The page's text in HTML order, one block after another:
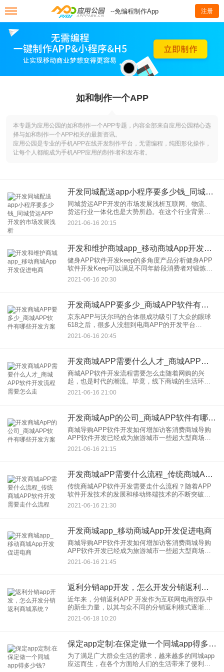
--免编程制作App 注册
如和制作一个APP
本专题为应用公园的如和制作一个APP专题，内容全部来自应用公园精心选
择与如和制作一个APP相关的最新资讯。
应用公园是专业的手机APP在线开发制作平台，无需编程，纯图形化操作，
让每个人都能成为手机APP应用的制作者和发布者。
开发同城配送app小程序要多少钱_同城货运APP开发的市场发展浅析
同城货运APP开发的市场发展浅析互联网、物流、
货运行业一体化也是大势所趋。在这个行业背景
下，同城货运app开发应运而生。1.同城货运在现代
社会备受关注，其在配送的服务也是多元化的。同
2021-06-16 20:15
开发和维护商城app_移动商城App开发促进电商
健身APP软件开发keep的多角度产品分析健身APP
软件开发Keep可以满足不同年龄段消费者对锻炼的
不同需求。一般用户不仅可以通过Keep以上的训练
课程达到健身和健身的效果，还可以把枯燥的运动
2021-06-16 20:30
开发商城APP要多少_商城APP软件有哪些开发方案
京东APP与沃尔玛的合体很成功吸引了大众的眼球
618之后，很多人没想到电商APP的开发平台
JD.COM有这样一个故事：JD.COM和沃尔玛合二为
一。非常是双赢。更不用说股价上涨了，他们成功
2021-06-16 20:45
开发商城APP需要什么人才_商城APP软件开发流程需要怎么走
商城APP软件开发流程需要怎么走随着网购的兴
起，也是时代的潮流。毕竟，线下商城的生活环境
越来越差。如果我们能通过开发，的商城应用帮助
商城发展业务，那么商城的开发流程需要走多远？1.
2021-06-16 21:00
开发商城ApP的公司_商城APP软件有哪些开发方案
商城导购APP软件开发如何增加访客消费商城导购
APP软件开发已经成为旅游城市一些超大型商场的
新潮流。相信大家出国旅游都遇到过这样的困难。
比如我们作为大陆游客，去香港的海港城市购物，
2021-06-16 21:15
开发商城aPP需要什么流程_传统商城APP软件开发需要走什么流程
传统商城APP软件开发需要走什么流程？随着APP
软件开发技术的发展和移动终端技术的不断突破，
国内很多传统行业开始需要从线下走向线上。特别
是曾经比较大的传统商城，也开始了自己的APP软
2021-06-16 21:30
开发商城app_移动商城App开发促进电商
商城导购APP软件开发如何增加访客消费商城导购
APP软件开发已经成为旅游城市一些超大型商场的
新潮流。相信大家出国旅游都遇到过这样的困难。
比如我们作为大陆游客，去香港的海港城市购物，
2021-06-16 21:45
返利分销app开发，怎么开发分销返利商城系统？
近年来，分销返利APP 开发作为互联网电商部队中
的新生力量，以其与众不同的分销返利模式逐渐发
展完善，赢得了众多开发者的青睐。分销返利系统
通过建立网上购物平台，消费者可以帮助商家推
2021-06-18 10:20
保定app定制:在保定做一个同城app得多少钱?
为了满足广大群众生活的需求，越来越多的同城app
应运而生，在各个方面给人们的生活带来了便利和